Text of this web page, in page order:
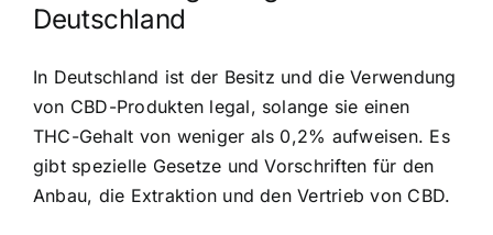
Deutschland
In Deutschland ist der Besitz und die Verwendung
von CBD-Produkten legal, solange sie einen
THC-Gehalt von weniger als 0,2% aufweisen. Es
gibt spezielle Gesetze und Vorschriften für den
Anbau, die Extraktion und den Vertrieb von CBD.